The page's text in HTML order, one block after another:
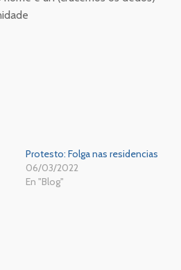
Protesto: Folga nas residencias
06/03/2022
En "Blog"